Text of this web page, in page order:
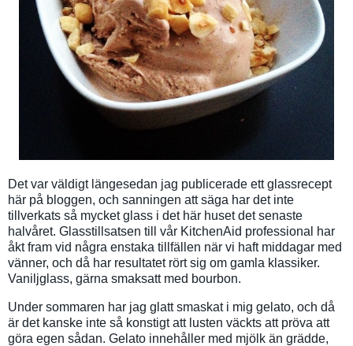
Det var väldigt längesedan jag publicerade ett glassrecept
här på bloggen, och sanningen att säga har det inte
tillverkats så mycket glass i det här huset det senaste
halvåret. Glasstillsatsen till vår KitchenAid professional har
åkt fram vid några enstaka tillfällen när vi haft middagar med
vänner, och då har resultatet rört sig om gamla klassiker.
Vaniljglass, gärna smaksatt med bourbon.
Under sommaren har jag glatt smaskat i mig gelato, och då
är det kanske inte så konstigt att lusten väckts att pröva att
göra egen sådan. Gelato innehåller med mjölk än grädde,